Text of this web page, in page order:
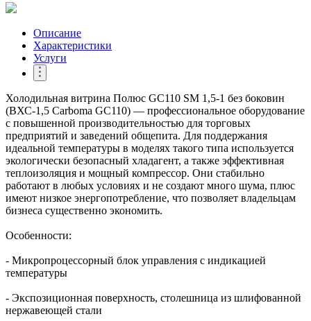
Описание
Характеристики
Услуги
Холодильная витрина Полюс GC110 SM 1,5-1 без боковин
(ВХС-1,5 Carboma GC110) — профессиональное оборудование
с повышенной производительностью для торговых
предприятий и заведений общепита. Для поддержания
идеальной температуры в моделях такого типа используется
экологически безопасный хладагент, а также эффективная
теплоизоляция и мощный компрессор. Они стабильно
работают в любых условиях и не создают много шума, плюс
имеют низкое энергопотребление, что позволяет владельцам
бизнеса существенно экономить.
Особенности:
- Микропроцессорный блок управления с индикацией
температуры
- Экспозиционная поверхность, столешница из шлифованной
нержавеющей стали